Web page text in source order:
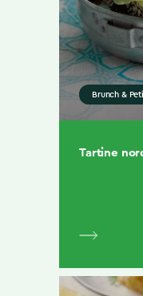
Brunch &
Tartine